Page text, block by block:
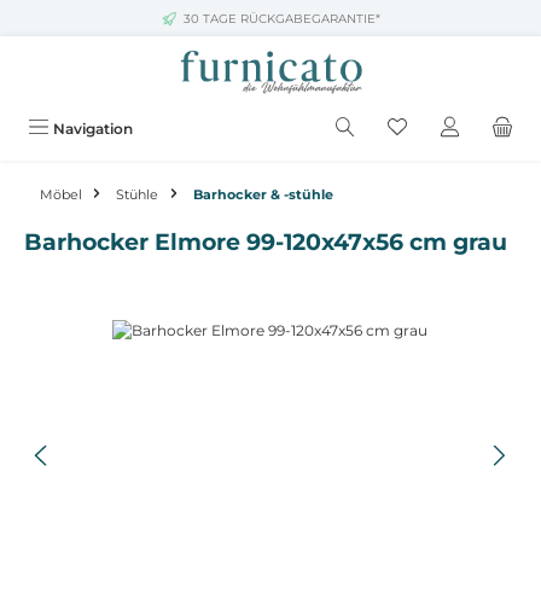
Zum Hauptinhalt springen30 TAGE RÜCKGABEGARANTIE*
Navigation
Möbel Stühle Barhocker & -stühle
Barhocker Elmore 99-120x47x56 cm grau
Bildergalerie überspringen